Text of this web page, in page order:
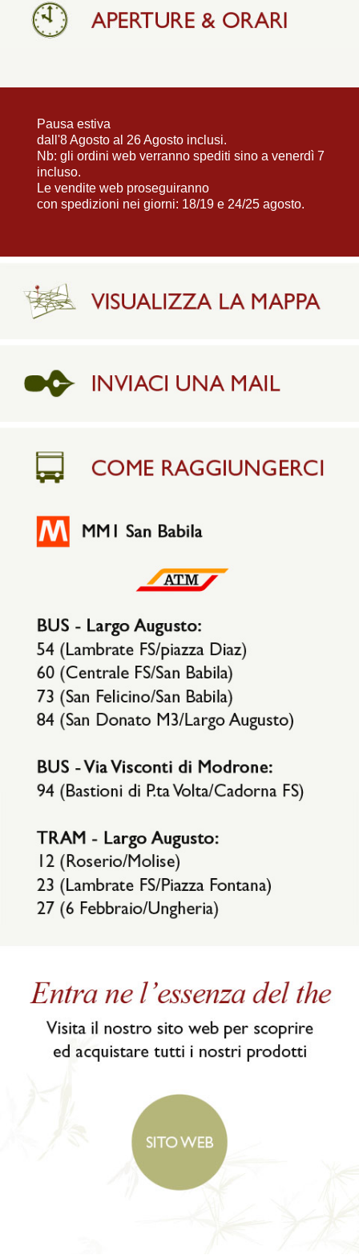
Pausa estiva
dall'8 Agosto al 26 Agosto inclusi.
Nb: gli ordini web verranno spediti sino a venerdì 7
incluso.
Le vendite web proseguiranno
con spedizioni nei giorni: 18/19 e 24/25 agosto.